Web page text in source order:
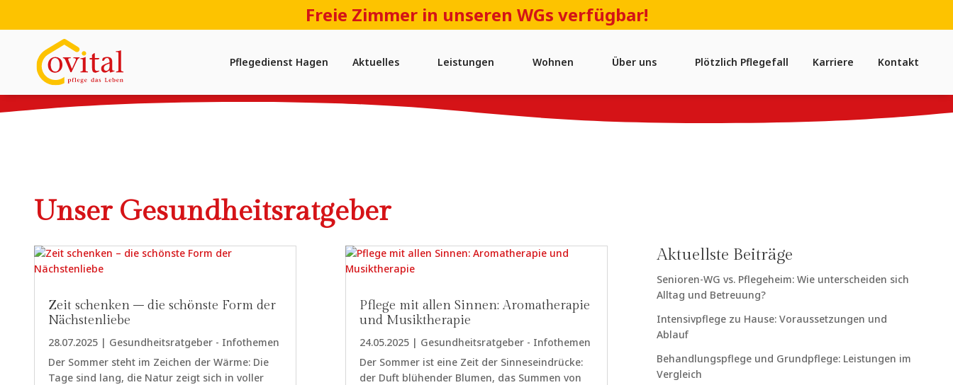
Freie Zimmer in unseren WGs verfügbar!
Pflegedienst Hagen Aktuelles Leistungen Wohnen Über uns Plötzlich Pflegefall Karriere Kontakt
Unser Gesundheitsratgeber
Zeit schenken – die schönste Form der
Nächstenliebe
28.07.2025 | Gesundheitsratgeber - Infothemen
Der Sommer steht im Zeichen der Wärme: Die
Tage sind lang, die Natur zeigt sich in voller
Pflege mit allen Sinnen: Aromatherapie
und Musiktherapie
24.05.2025| Gesundheitsratgeber - Infothemen
Der Sommer ist eine Zeit der Sinneseindrücke:
der Duft blühender Blumen, das Summen von
Aktuellste Beiträge
Senioren-WG vs. Pflegeheim: Wie unterscheiden sich
Alltag und Betreuung?
Intensivpflege zu Hause: Voraussetzungen und
Ablauf
Behandlungspflege und Grundpflege: Leistungen im
Vergleich